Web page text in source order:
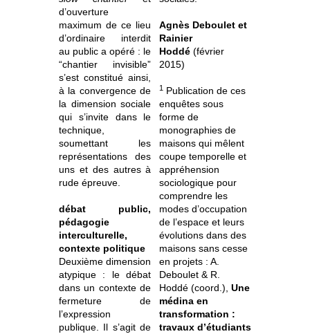
d’ouverture
maximum de ce lieu
d’ordinaire interdit
au public a opéré : le
“chantier invisible”
s’est constitué ainsi,
à la convergence de
la dimension sociale
qui s’invite dans le
technique,
soumettant les
représentations des
uns et des autres à
rude épreuve.
débat public,
pédagogie
interculturelle,
contexte politique
Deuxième dimension
atypique : le débat
dans un contexte de
fermeture de
l’expression
publique. Il s’agit de
Agnès Deboulet et
Rainier
Hoddé (février
2015)
1Publication de ces
enquêtes sous
forme de
monographies de
maisons qui mêlent
coupe temporelle et
appréhension
sociologique pour
comprendre les
modes d’occupation
de l’espace et leurs
évolutions dans des
maisons sans cesse
en projets : A.
Deboulet & R.
Hoddé (coord.), Une
médina en
transformation :
travaux d’étudiants